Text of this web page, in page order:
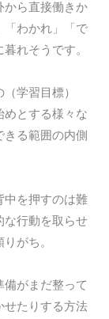
から直接働きか
「わかれ」「で
れそうです。
学習目標）
めとする様々な
きる範囲の内側
中を押すのは難
な行動を取らせ
がち。
がまだ整って
せたりする方法